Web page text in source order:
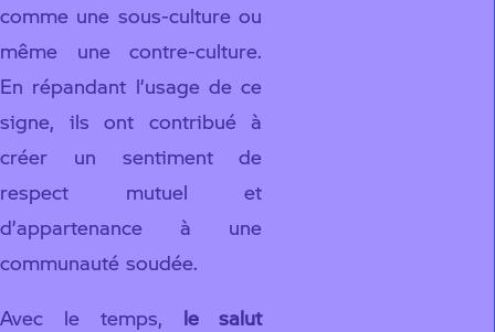
comme une sous-culture ou
même une contre-culture.
En répandant l’usage de ce
signe, ils ont contribué à
créer un sentiment de
respect mutuel et
d’appartenance à une
communauté soudée.
Avec le temps, le salut